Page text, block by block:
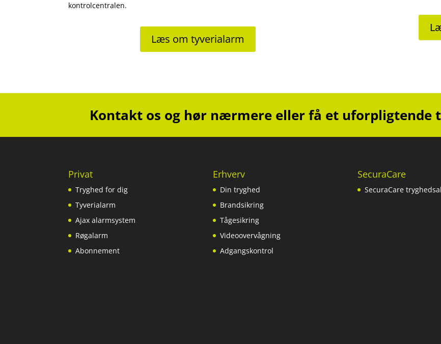
kontrolcentralen.
Læs om tyverialarm
Kontakt os og hør nærmere eller få et uforpligtende
Privat
Tryghed for dig
Tyverialarm
Ajax alarmsystem
Røgalarm
Abonnement
Erhverv
Din tryghed
Brandsikring
Tågesikring
Videoovervågning
Adgangskontrol
SecuraCare
SecuraCare